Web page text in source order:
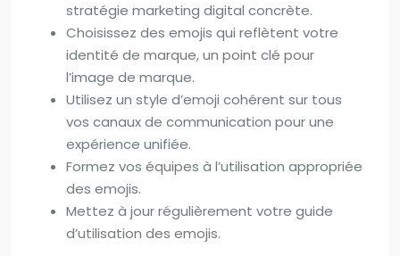
stratégie marketing digital concrète.
Choisissez des emojis qui reflètent votre
identité de marque, un point clé pour
l’image de marque.
Utilisez un style d’emoji cohérent sur tous
vos canaux de communication pour une
expérience unifiée.
Formez vos équipes à l’utilisation appropriée
des emojis.
Mettez à jour régulièrement votre guide
d’utilisation des emojis.